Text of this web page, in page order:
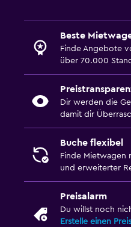
Beste
Finde Angebote
über 70.000
Dir werden die
damit dir
Buche flexibel
Finde Mietwagen
und erweiterter
Preisalarm
Du willst noch
Erstelle einen